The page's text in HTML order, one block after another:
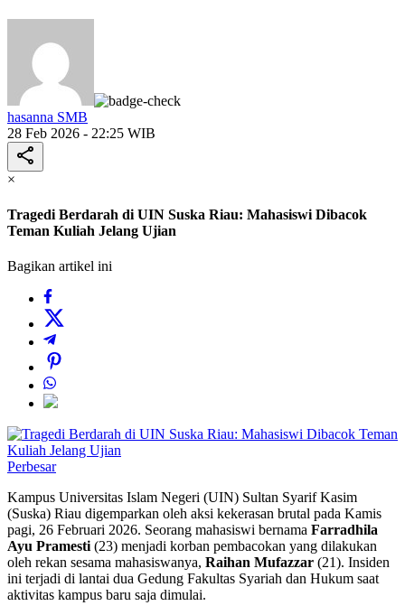
hasanna SMB
28 Feb 2026 - 22:25 WIB
×
Tragedi Berdarah di UIN Suska Riau: Mahasiswi Dibacok
Teman Kuliah Jelang Ujian
Bagikan artikel ini
Perbesar
Kampus Universitas Islam Negeri (UIN) Sultan Syarif Kasim
(Suska) Riau digemparkan oleh aksi kekerasan brutal pada Kamis
pagi, 26 Februari 2026. Seorang mahasiswi bernama Farradhila
Ayu Pramesti(23) menjadi korban pembacokan yang dilakukan
oleh rekan sesama mahasiswanya, Raihan Mufazzar (21). Insiden
ini terjadi di lantai dua Gedung Fakultas Syariah dan Hukum saat
aktivitas kampus baru saja dimulai.